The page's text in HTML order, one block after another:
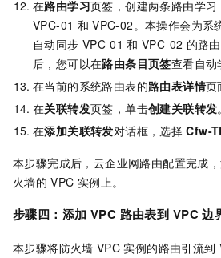
在路由学习页签，创建两条路由学习
VPC-01 和 VPC-02。本操作会为系
自动同步 VPC-01 和 VPC-02 的路
后，您可以在路由条目页签查看自动
在当前的系统路由表的路由表详情页
在关联转发页签，单击创建关联转发。
在添加关联转发对话框，选择 Cfw-
本步骤完成后，云企业网路由配置完成
火墙的 VPC 实例上。
步骤四：添加 VPC 路由表到 VPC 边
本步骤将防火墙 VPC 实例的路由引流到